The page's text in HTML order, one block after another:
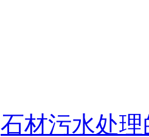
石材污水处